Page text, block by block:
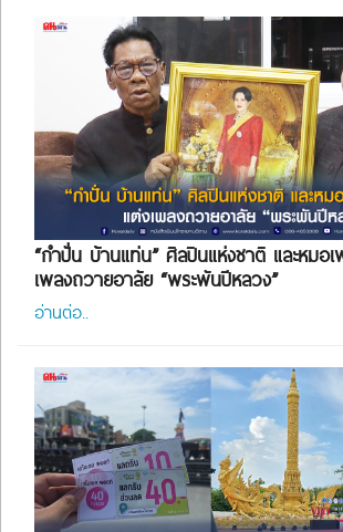
“กำปั่น บ้านแท่น” ศิลปินแห่งชาติ และหมอเ
เพลงถวายอาลัย “พระพันปีหลวง”
อ่านต่อ..